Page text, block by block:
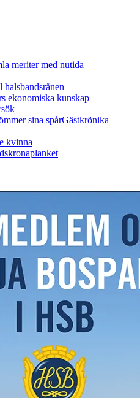
meriter med nutida
ekonomiska kunskap
sina spårGästkrönika
kvinna
planket